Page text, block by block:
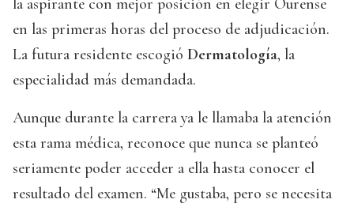
la aspirante con mejor posición en elegir Ourense
en las primeras horas del proceso de adjudicación.
La futura residente escogió Dermatología, la
especialidad más demandada.
Aunque durante la carrera ya le llamaba la atención
esta rama médica, reconoce que nunca se planteó
seriamente poder acceder a ella hasta conocer el
resultado del examen. “Me gustaba, pero se necesita